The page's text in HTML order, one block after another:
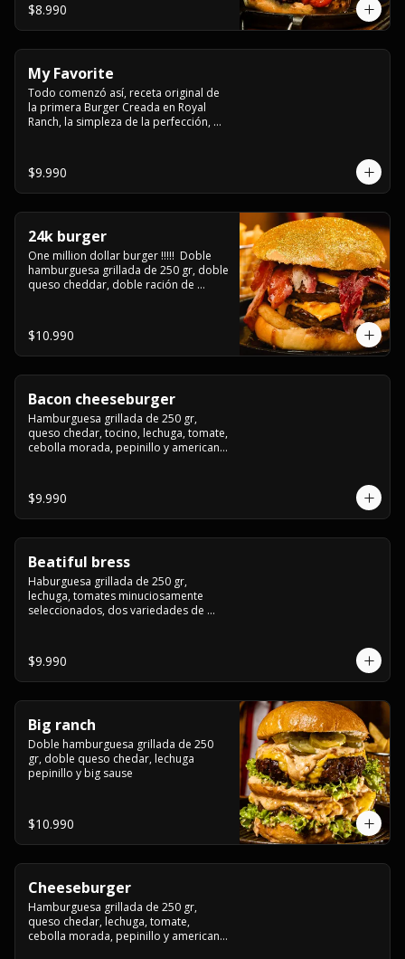
$8.990
My Favorite
Todo comenzó así, receta original de
la primera Burger Creada en Royal
Ranch, la simpleza de la perfección,
queso cheddar
$9.990
24k burger
One million dollar burger !!!!!  Doble
hamburguesa grillada de 250 gr, doble
queso cheddar, doble ración de
gold glitter
$10.990
Bacon cheeseburger
Hamburguesa grillada de 250 gr,
queso chedar, tocino, lechuga, tomate,
cebolla morada, pepinillo y american
$9.990
Beatiful bress
Haburguesa grillada de 250 gr,
lechuga, tomates minuciosamente
seleccionados, dos variedades de
lentamente en el grill, para finalizar
todo con una envolvente salsa cristal
onion
$9.990
Big ranch
Doble hamburguesa grillada de 250
gr, doble queso chedar, lechuga
pepinillo y big sause
$10.990
Cheeseburger
Hamburguesa grillada de 250 gr,
queso chedar, lechuga, tomate,
cebolla morada, pepinillo y american